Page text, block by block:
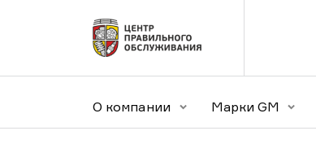
О компании Марки GM